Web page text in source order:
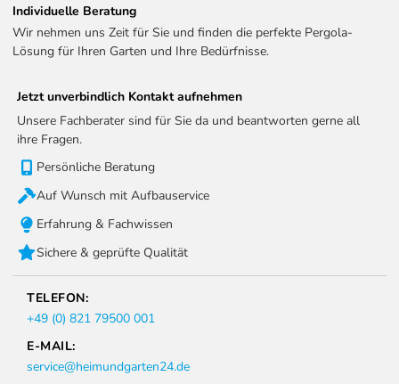
Individuelle Beratung
Wir nehmen uns Zeit für Sie und finden die perfekte Pergola-
Lösung für Ihren Garten und Ihre Bedürfnisse.
Jetzt unverbindlich Kontakt aufnehmen
Unsere Fachberater sind für Sie da und beantworten gerne all
ihre Fragen.
Persönliche Beratung
Auf Wunsch mit Aufbauservice
Erfahrung & Fachwissen
Sichere & geprüfte Qualität
TELEFON:
+49 (0) 821 79500 001
E-MAIL:
service@heimundgarten24.de